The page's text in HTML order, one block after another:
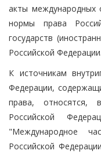
акты международных
нормы права
государств
Российской Федерации.
К источникам
Федерации,
права, относятся,
Российской
"Международное
Российской